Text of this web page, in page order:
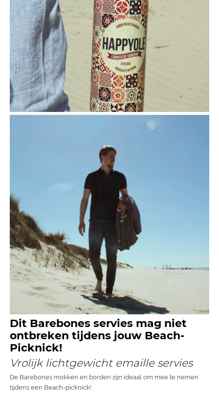
Dit Barebones servies mag niet
ontbreken tijdens jouw Beach-
Picknick!
Vrolijk lichtgewicht emaille servies
De Barebones mokken en borden zijn ideaal om mee te nemen
tijdens een Beach-picknick!